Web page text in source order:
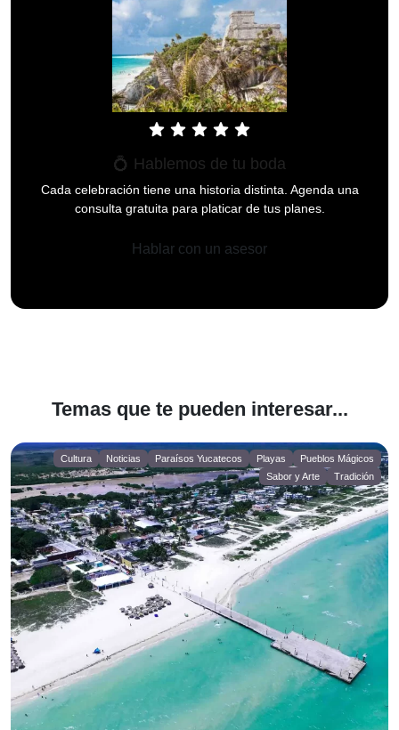
star star star star star
💍 Hablemos de tu boda
Cada celebración tiene una historia distinta. Agenda una
consulta gratuita para platicar de tus planes.
Hablar con un asesor
Temas que te pueden interesar...
Cultura Noticias Paraísos Yucatecos Playas
Pueblos Mágicos
Sabor y Arte
Tradición